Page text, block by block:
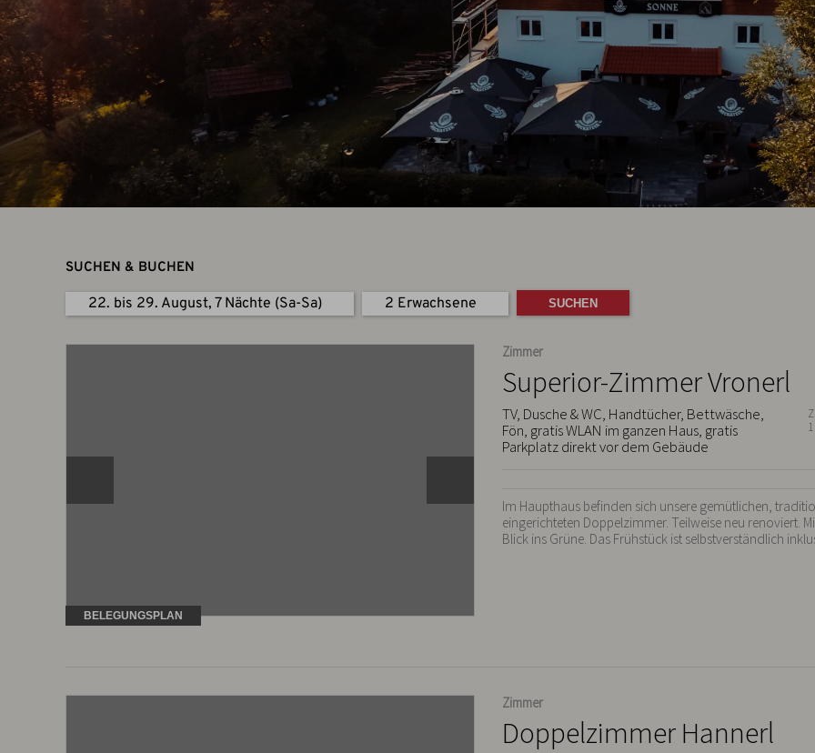
SUCHEN & BUCHEN
22. bis 29. August, 7 Nächte (Sa-Sa) 2 Erwachsene
Zimmer
Superior-Zimmer Vronerl
TV, Dusche & WC, Handtücher, Bettwäsche,
Fön, gratis WLAN im ganzen Haus, gratis
Parkplatz direkt vor dem Gebäude
Im Haupthaus befinden sich unsere gemütlichen,
eingerichteten Doppelzimmer. Teilweise neu renoviert.
Blick ins Grüne. Das Frühstück ist selbstverständlich
BELEGUNGSPLAN
Zimmer
Doppelzimmer Hannerl